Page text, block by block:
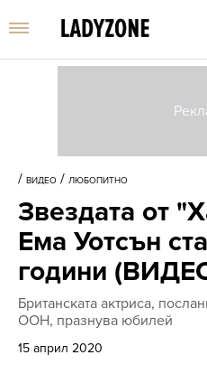
/ ВИДЕО / ЛЮБОПИТНО
Звездата от
Ема Уотсън
години
Британската актриса,
ООН, празнува юбилей
15 април 2020